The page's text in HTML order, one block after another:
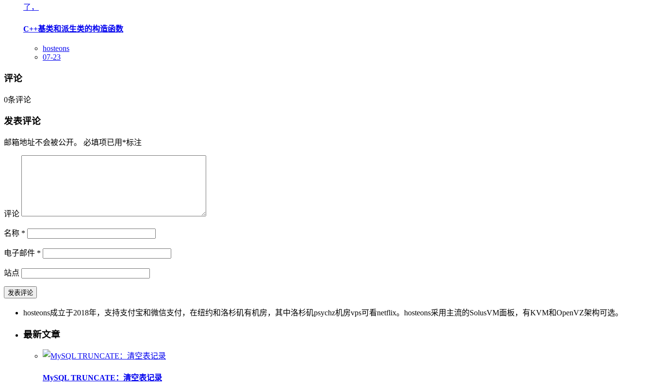
了，
C++基类和派生类的构造函数
hosteons
07-23
评论
0条评论
发表评论
邮箱地址不会被公开。 必填项已用 *标注
评论
名称 *
电子邮件 *
站点
hosteons成立于2018年，支持支付宝和微信支付，在纽约和洛杉矶有机房，其中洛杉矶psychz机房vps可看netflix。hosteons采用主流的SolusVM面板，有KVM和OpenVZ架构可选。
最新文章
MySQL TRUNCATE：清空表记录